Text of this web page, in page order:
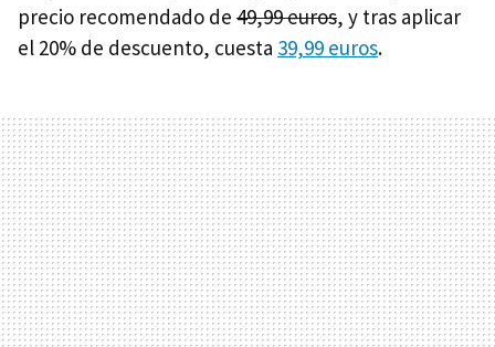
precio recomendado de 49,99 euros, y tras aplicar
el 20% de descuento, cuesta 39,99 euros.